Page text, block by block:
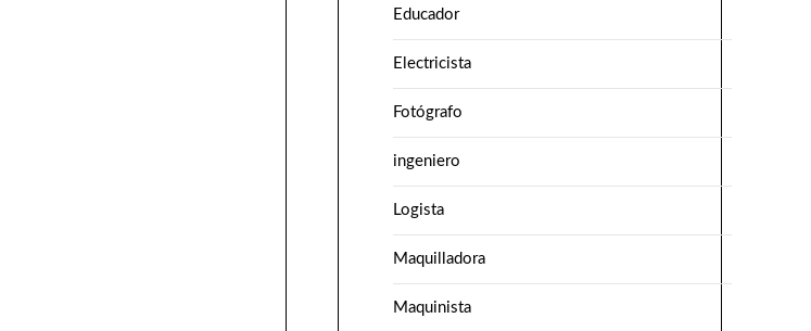
Educador
Electricista
Fotógrafo
ingeniero
Logista
Maquilladora
Maquinista